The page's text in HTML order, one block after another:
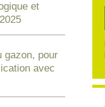
et
gazon, pour
avec